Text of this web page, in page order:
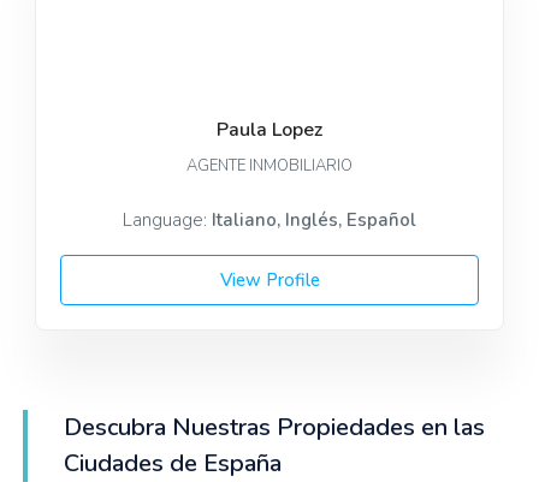
Paula Lopez
AGENTE INMOBILIARIO
Language: Italiano, Inglés, Español
View Profile
Descubra Nuestras Propiedades en las
Ciudades de España